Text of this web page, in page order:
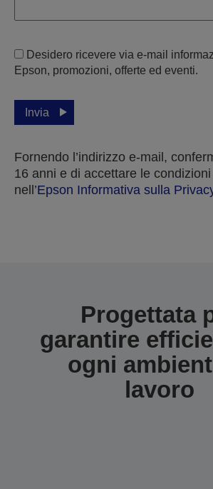
Desidero ricevere via e-mail
Epson, promozioni, offerte ed eventi.
Invia
Fornendo l’indirizzo e-mail,
16 anni e di accettare le
nell’Epson Informativa sulla
Progettata
garantire
ogni
lavoro